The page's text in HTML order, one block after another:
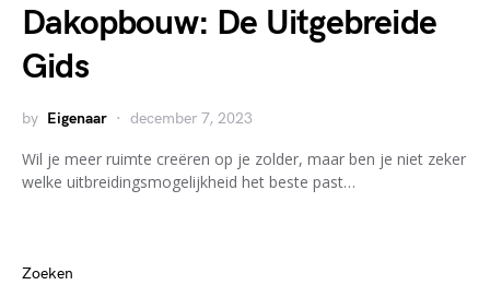
Dakopbouw: De Uitgebreide
Gids
by Eigenaar december 7, 2023
Wil je meer ruimte creëren op je zolder, maar ben je niet zeker
welke uitbreidingsmogelijkheid het beste past…
Zoeken